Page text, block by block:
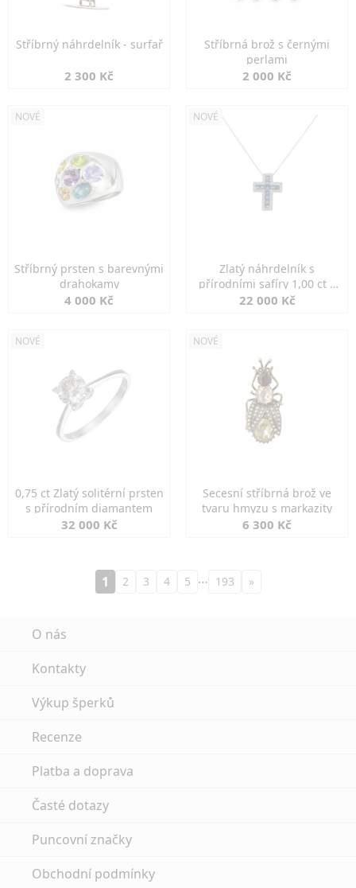
Stříbrný náhrdelník - surfař
2 300 Kč
Stříbrná brož s černými
perlami
2 000 Kč
NOVÉ
Stříbrný prsten s barevnými
drahokamy
4 000 Kč
NOVÉ
Zlatý náhrdelník s
přírodními safíry 1,00 ct a
diamanty
22 000 Kč
NOVÉ
0,75 ct Zlatý solitérní prsten
s přírodním diamantem
32 000 Kč
NOVÉ
Secesní stříbrná brož ve
tvaru hmyzu s markazity
6 300 Kč
1 2 3 4 5 … 193 »
O nás
Kontakty
Výkup šperků
Recenze
Platba a doprava
Časté dotazy
Puncovní značky
Obchodní podmínky